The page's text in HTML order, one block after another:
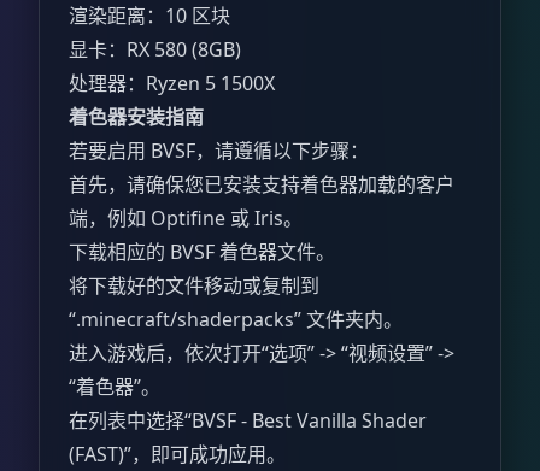
渲染距离：10 区块
显卡：RX 580 (8GB)
处理器：Ryzen 5 1500X
着色器安装指南
若要启用 BVSF，请遵循以下步骤：
首先，请确保您已安装支持着色器加载的客户
端，例如 Optifine 或 Iris。
下载相应的 BVSF 着色器文件。
将下载好的文件移动或复制到
“.minecraft/shaderpacks” 文件夹内。
进入游戏后，依次打开“选项” -> “视频设置” ->
“着色器”。
在列表中选择“BVSF - Best Vanilla Shader
(FAST)”，即可成功应用。